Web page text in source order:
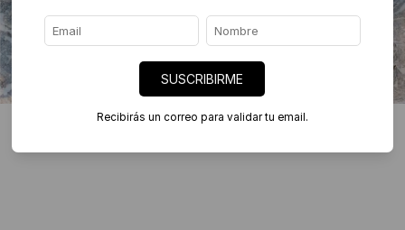
SUSCRIBIRME
Recibirás un correo para validar tu email.